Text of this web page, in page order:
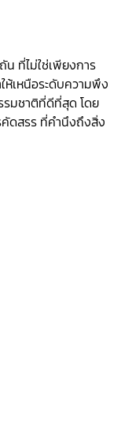
ที่ไม่ใช่เพียงการ
ห้เหนือระดับความพึง
รมชาติที่ดีที่สุด โดย
คัดสรร ที่คำนึงถึงสิ่ง